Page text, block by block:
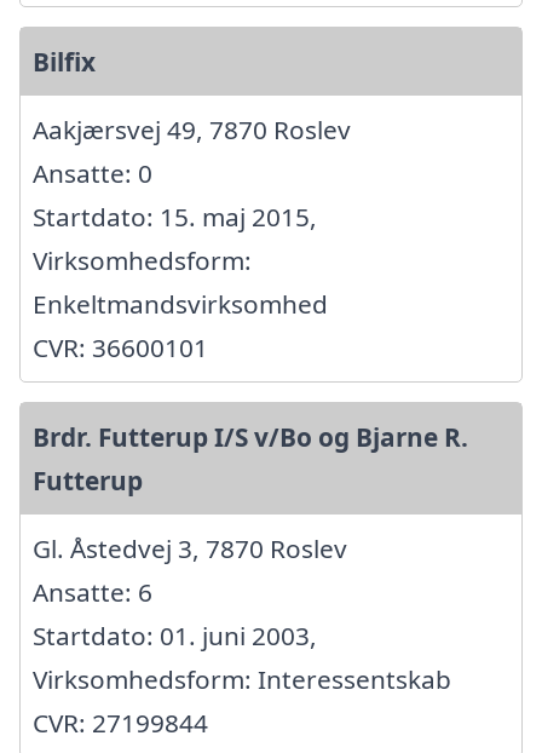
Bilfix
Aakjærsvej 49, 7870 Roslev
Ansatte: 0
Startdato: 15. maj 2015,
Virksomhedsform:
Enkeltmandsvirksomhed
CVR: 36600101
Brdr. Futterup I/S v/Bo og Bjarne R.
Futterup
Gl. Åstedvej 3, 7870 Roslev
Ansatte: 6
Startdato: 01. juni 2003,
Virksomhedsform: Interessentskab
CVR: 27199844